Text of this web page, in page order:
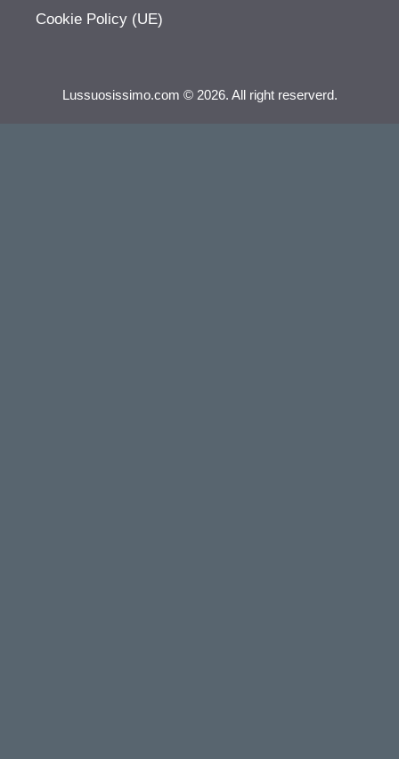
Cookie Policy (UE)
Lussuosissimo.com © 2026. All right reserverd.